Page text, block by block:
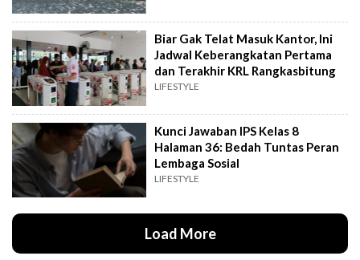
Biar Gak Telat Masuk Kantor, Ini
Jadwal Keberangkatan Pertama
dan Terakhir KRL Rangkasbitung
LIFESTYLE
Kunci Jawaban IPS Kelas 8
Halaman 36: Bedah Tuntas Peran
Lembaga Sosial
LIFESTYLE
Load More